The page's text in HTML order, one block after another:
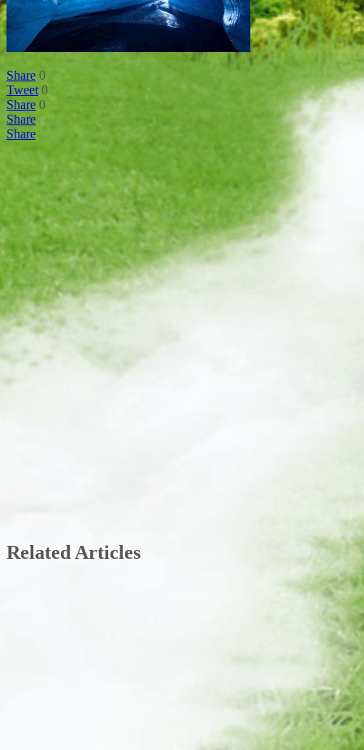
Share 0
Tweet 0
Share 0
Share
Share
Related Articles